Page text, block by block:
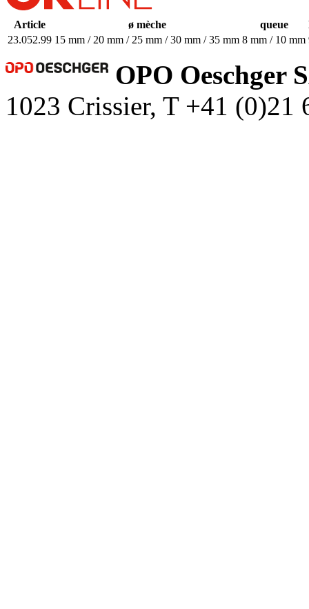
Article ø mèche queue
23.052.99 15 mm / 20 mm / 25 mm / 30 mm / 35 mm 8 mm / 10 mm
OPO Oeschger
1023 Crissier, T +41 (0)21